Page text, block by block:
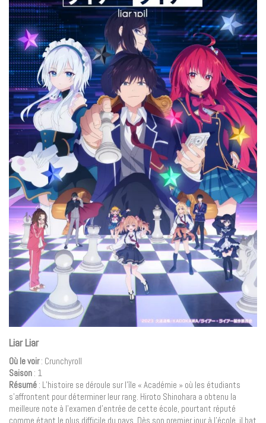
Liar Liar
Où le voir: Crunchyroll
Saison : 1
Résumé : L’histoire se déroule sur l’île « Académie » où les étudiants
s’affrontent pour déterminer leur rang. Hiroto Shinohara a obtenu la
meilleure note à l’examen d’entrée de cette école, pourtant réputé
comme étant le plus difficile du pays. Dès son premier jour à l’école, il bat